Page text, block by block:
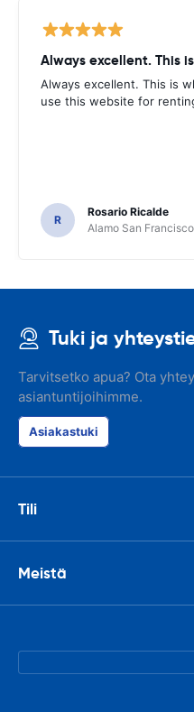
Always excellent. This
Always excellent. This is
use this website for
R
Rosario Ricalde
Alamo San
Tuki ja
Tarvitsetko apua? Ota
asiantuntijoihimme.
Asiakastuki
Tili
Meistä